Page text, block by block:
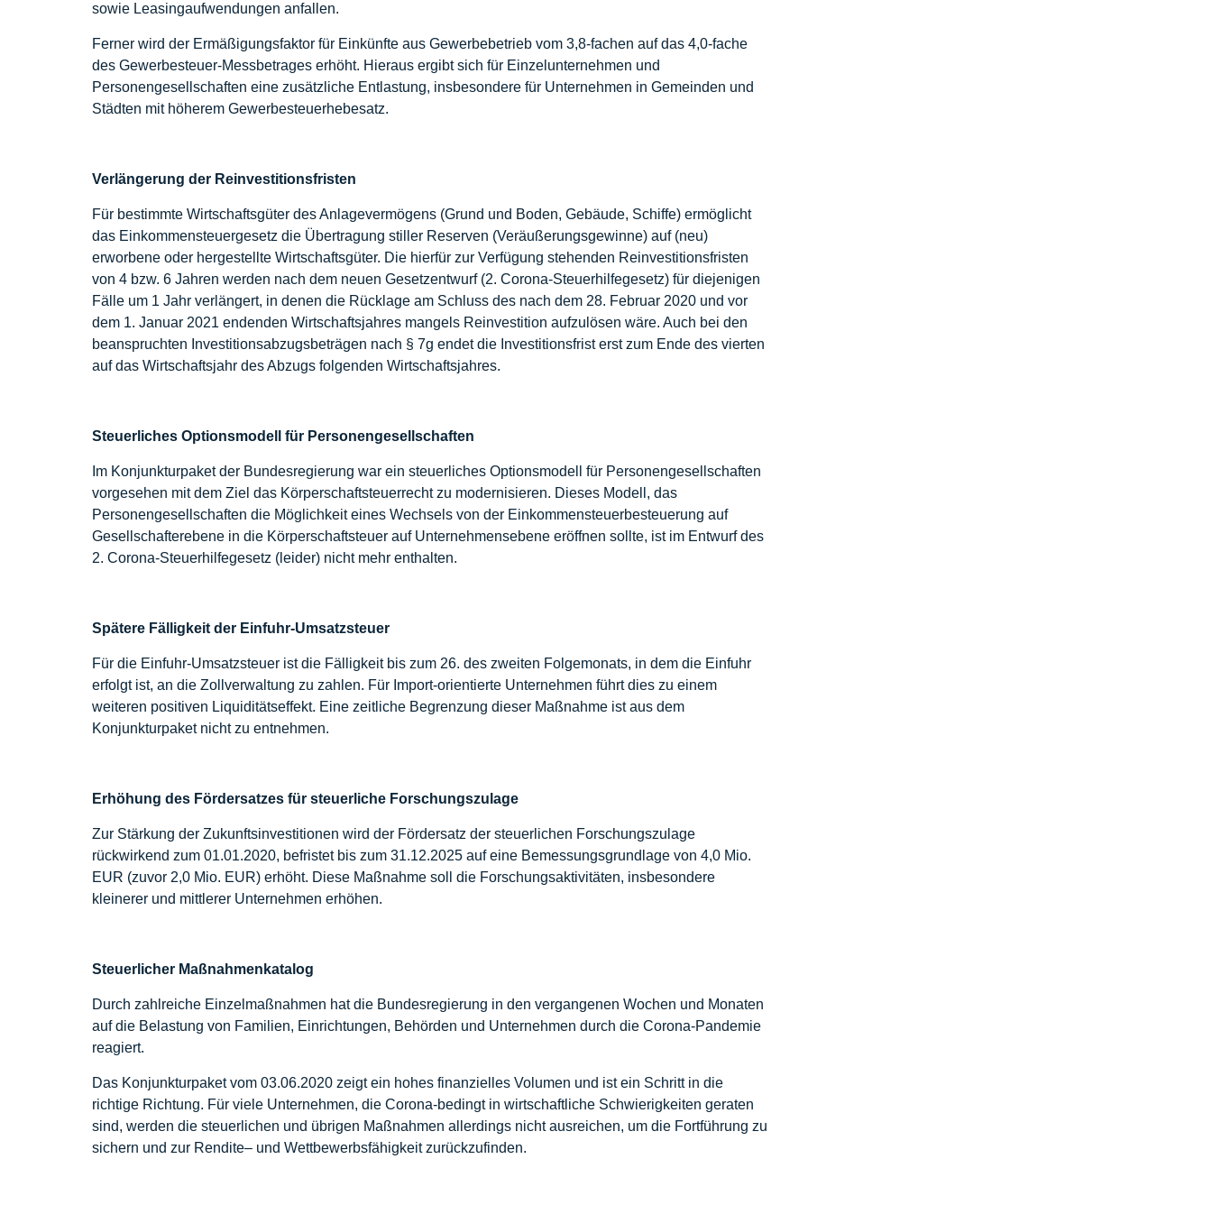
sowie Leasingaufwendungen anfallen.
Ferner wird der Ermäßigungsfaktor für Einkünfte aus Gewerbebetrieb vom 3,8-fachen auf das 4,0-fache
des Gewerbesteuer-Messbetrages erhöht. Hieraus ergibt sich für Einzelunternehmen und
Personengesellschaften eine zusätzliche Entlastung, insbesondere für Unternehmen in Gemeinden und
Städten mit höherem Gewerbesteuerhebesatz.
Verlängerung der Reinvestitionsfristen
Für bestimmte Wirtschaftsgüter des Anlagevermögens (Grund und Boden, Gebäude, Schiffe) ermöglicht
das Einkommensteuergesetz die Übertragung stiller Reserven (Veräußerungsgewinne) auf (neu)
erworbene oder hergestellte Wirtschaftsgüter. Die hierfür zur Verfügung stehenden Reinvestitionsfristen
von 4 bzw. 6 Jahren werden nach dem neuen Gesetzentwurf (2. Corona-Steuerhilfegesetz) für diejenigen
Fälle um 1 Jahr verlängert, in denen die Rücklage am Schluss des nach dem 28. Februar 2020 und vor
dem 1. Januar 2021 endenden Wirtschaftsjahres mangels Reinvestition aufzulösen wäre. Auch bei den
beanspruchten Investitionsabzugsbeträgen nach § 7g endet die Investitionsfrist erst zum Ende des vierten
auf das Wirtschaftsjahr des Abzugs folgenden Wirtschaftsjahres.
Steuerliches Optionsmodell für Personengesellschaften
Im Konjunkturpaket der Bundesregierung war ein steuerliches Optionsmodell für Personengesellschaften
vorgesehen mit dem Ziel das Körperschaftsteuerrecht zu modernisieren. Dieses Modell, das
Personengesellschaften die Möglichkeit eines Wechsels von der Einkommensteuerbesteuerung auf
Gesellschafterebene in die Körperschaftsteuer auf Unternehmensebene eröffnen sollte, ist im Entwurf des
2. Corona-Steuerhilfegesetz (leider) nicht mehr enthalten.
Spätere Fälligkeit der Einfuhr-Umsatzsteuer
Für die Einfuhr-Umsatzsteuer ist die Fälligkeit bis zum 26. des zweiten Folgemonats, in dem die Einfuhr
erfolgt ist, an die Zollverwaltung zu zahlen. Für Import-orientierte Unternehmen führt dies zu einem
weiteren positiven Liquiditätseffekt. Eine zeitliche Begrenzung dieser Maßnahme ist aus dem
Konjunkturpaket nicht zu entnehmen.
Erhöhung des Fördersatzes für steuerliche Forschungszulage
Zur Stärkung der Zukunftsinvestitionen wird der Fördersatz der steuerlichen Forschungszulage
rückwirkend zum 01.01.2020, befristet bis zum 31.12.2025 auf eine Bemessungsgrundlage von 4,0 Mio.
EUR (zuvor 2,0 Mio. EUR) erhöht. Diese Maßnahme soll die Forschungsaktivitäten, insbesondere
kleinerer und mittlerer Unternehmen erhöhen.
Steuerlicher Maßnahmenkatalog
Durch zahlreiche Einzelmaßnahmen hat die Bundesregierung in den vergangenen Wochen und Monaten
auf die Belastung von Familien, Einrichtungen, Behörden und Unternehmen durch die Corona-Pandemie
reagiert.
Das Konjunkturpaket vom 03.06.2020 zeigt ein hohes finanzielles Volumen und ist ein Schritt in die
richtige Richtung. Für viele Unternehmen, die Corona-bedingt in wirtschaftliche Schwierigkeiten geraten
sind, werden die steuerlichen und übrigen Maßnahmen allerdings nicht ausreichen, um die Fortführung zu
sichern und zur Rendite– und Wettbewerbsfähigkeit zurückzufinden.